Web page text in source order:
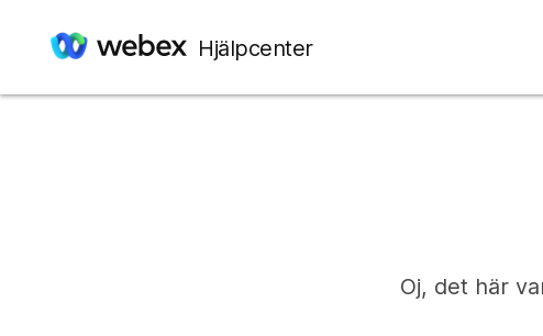
Hjälpcenter
Oj, det här